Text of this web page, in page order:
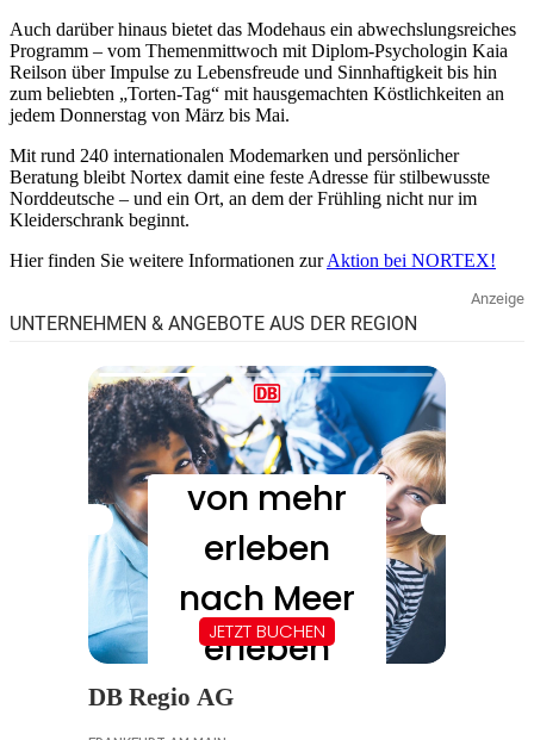
Auch darüber hinaus bietet das Modehaus ein abwechslungsreiches
Programm – vom Themenmittwoch mit Diplom-Psychologin Kaia
Reilson über Impulse zu Lebensfreude und Sinnhaftigkeit bis hin
zum beliebten „Torten-Tag“ mit hausgemachten Köstlichkeiten an
jedem Donnerstag von März bis Mai.
Mit rund 240 internationalen Modemarken und persönlicher
Beratung bleibt Nortex damit eine feste Adresse für stilbewusste
Norddeutsche – und ein Ort, an dem der Frühling nicht nur im
Kleiderschrank beginnt.
Hier finden Sie weitere Informationen zurAktion bei NORTEX!